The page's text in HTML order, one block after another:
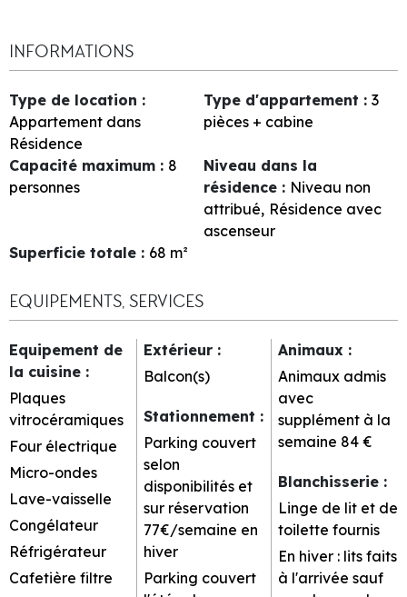
INFORMATIONS
Type de location :
Appartement dans
Résidence
Type d'appartement : 3
pièces + cabine
Capacité maximum : 8
personnes
Niveau dans la
résidence : Niveau non
attribué Résidence avec
ascenseur
Superficie totale : 68 m²
EQUIPEMENTS, SERVICES
Equipement de
la cuisine :
Plaques
vitrocéramiques
Four électrique
Micro-ondes
Lave-vaisselle
Congélateur
Réfrigérateur
Cafetière filtre
Extérieur :
Balcon(s)
Stationnement :
Parking couvert
selon
disponibilités et
sur réservation
77€/semaine en
hiver
Parking couvert
Animaux :
Animaux admis
avec
supplément à la
semaine 84 €
Blanchisserie :
Linge de lit et de
toilette fournis
En hiver : lits faits
à l'arrivée sauf